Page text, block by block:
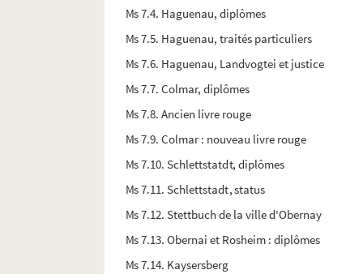
Ms 7.4. Haguenau, diplômes
Ms 7.5. Haguenau, traités particuliers
Ms 7.6. Haguenau, Landvogtei et justice
Ms 7.7. Colmar, diplômes
Ms 7.8. Ancien livre rouge
Ms 7.9. Colmar : nouveau livre rouge
Ms 7.10. Schlettstatdt, diplômes
Ms 7.11. Schlettstadt, status
Ms 7.12. Stettbuch de la ville d'Obernay
Ms 7.13. Obernai et Rosheim : diplômes
Ms 7.14. Kaysersberg